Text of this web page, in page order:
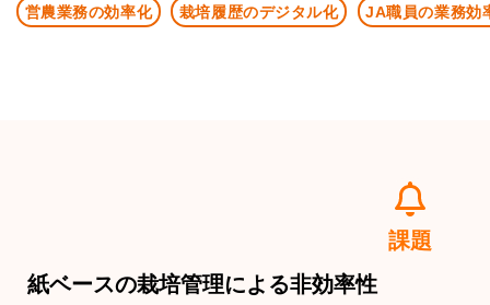
営農業務の効率化 栽培履歴のデジタル化 JA職員の業務効
課題
紙ベースの栽培管理による非効率性